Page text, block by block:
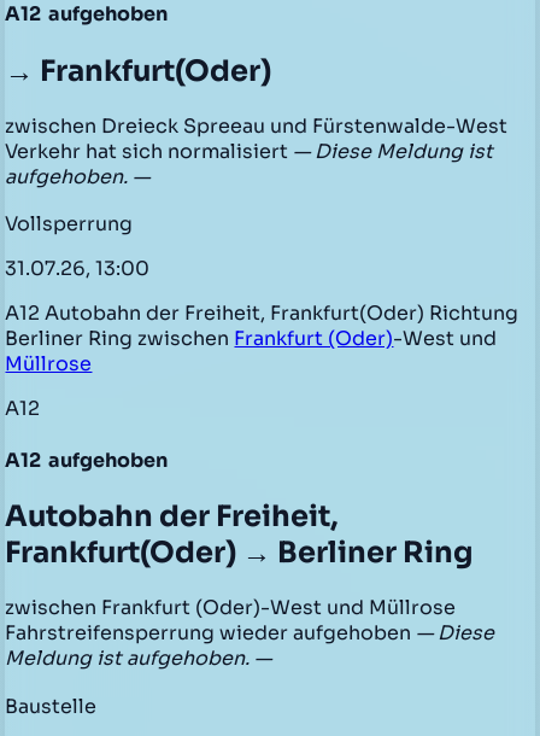
A12 aufgehoben
→ Frankfurt(Oder)
zwischen Dreieck Spreeau und Fürstenwalde-West
Verkehr hat sich normalisiert — Diese Meldung ist
aufgehoben. —
Vollsperrung
31.07.26, 13:00
A12 Autobahn der Freiheit, Frankfurt(Oder) Richtung
Berliner Ring zwischen Frankfurt (Oder)-West und
Müllrose
A12
A12 aufgehoben
Autobahn der Freiheit,
Frankfurt(Oder) → Berliner Ring
zwischen Frankfurt (Oder)-West und Müllrose
Fahrstreifensperrung wieder aufgehoben — Diese
Meldung ist aufgehoben. —
Baustelle